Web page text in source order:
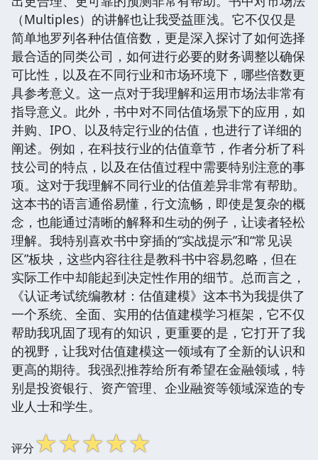
（Multiples）的讲解也让我受益匪浅。它不仅仅是
简单地罗列各种估值倍数，更是深入探讨了如何选择
最合适的同类公司，如何进行必要的财务调整以确保
可比性，以及在不同行业和市场环境下，哪些倍数更
具参考意义。这一点对于我理解和运用市场法非常有
指导意义。此外，书中对不同估值场景下的应用，如
并购、IPO、以及特定行业的估值，也进行了详细的
阐述。例如，在科技行业的估值章节，作者分析了科
技公司的特点，以及在估值过程中需要特别注意的事
项。这对于我理解不同行业的估值差异非常有帮助。
这本书的语言通俗易懂，行文流畅，即使是复杂的概
念，也能通过清晰的解释和生动的例子，让读者轻松
理解。我特别喜欢书中穿插的“实战提示”和“常见误
区”板块，这些内容往往是教科书中容易忽略，但在
实际工作中却能起到决定性作用的细节。总而言之，
《认证考试统编教材：估值建模》这本书为我提供了
一个系统、全面、实用的估值建模学习框架，它不仅
帮助我巩固了现有的知识，更重要的是，它打开了我
的视野，让我对估值建模这一领域有了全新的认识和
更高的期待。我强烈推荐给所有希望在金融领域，特
别是投资银行、资产管理、企业融资等领域深造的专
业人士和学生。
评分☆☆☆☆☆